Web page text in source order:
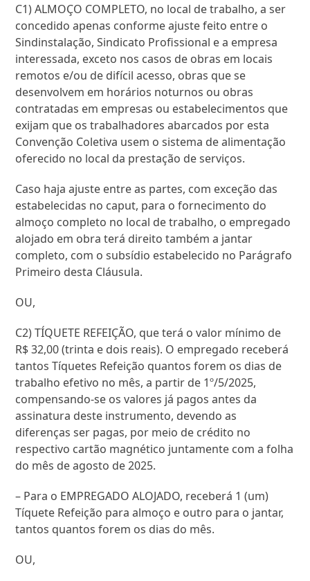
C1) ALMOÇO COMPLETO, no local de trabalho, a ser
concedido apenas conforme ajuste feito entre o
Sindinstalação, Sindicato Profissional e a empresa
interessada, exceto nos casos de obras em locais
remotos e/ou de difícil acesso, obras que se
desenvolvem em horários noturnos ou obras
contratadas em empresas ou estabelecimentos que
exijam que os trabalhadores abarcados por esta
Convenção Coletiva usem o sistema de alimentação
oferecido no local da prestação de serviços.
Caso haja ajuste entre as partes, com exceção das
estabelecidas no caput, para o fornecimento do
almoço completo no local de trabalho, o empregado
alojado em obra terá direito também a jantar
completo, com o subsídio estabelecido no Parágrafo
Primeiro desta Cláusula.
OU,
C2) TÍQUETE REFEIÇÃO, que terá o valor mínimo de
R$ 32,00 (trinta e dois reais). O empregado receberá
tantos Tíquetes Refeição quantos forem os dias de
trabalho efetivo no mês, a partir de 1º/5/2025,
compensando-se os valores já pagos antes da
assinatura deste instrumento, devendo as
diferenças ser pagas, por meio de crédito no
respectivo cartão magnético juntamente com a folha
do mês de agosto de 2025.
– Para o EMPREGADO ALOJADO, receberá 1 (um)
Tíquete Refeição para almoço e outro para o jantar,
tantos quantos forem os dias do mês.
OU,